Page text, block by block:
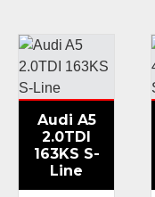
Audi A5
2.0TDI
163KS S-
Line